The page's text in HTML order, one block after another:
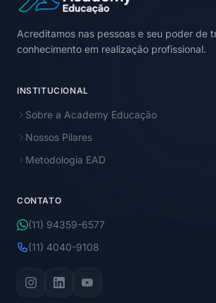
Acreditamos nas pessoas e seu poder de
conhecimento em realização profissional.
INSTITUCIONAL
Sobre a Academy Educação
Nossos Pilares
Metodologia EAD
CONTATO
(11) 94359-6577
(11) 4040-9108